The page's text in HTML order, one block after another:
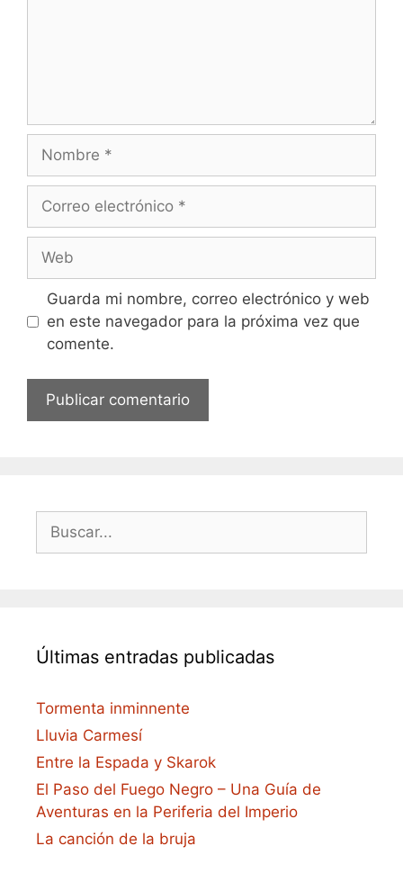
Nombre
Correo
Web
Guarda mi nombre, correo electrónico y web
en este navegador para la próxima vez que
comente.
Últimas entradas publicadas
Tormenta inminnente
Lluvia Carmesí
Entre la Espada y Skarok
El Paso del Fuego Negro – Una Guía de
Aventuras en la Periferia del Imperio
La canción de la bruja